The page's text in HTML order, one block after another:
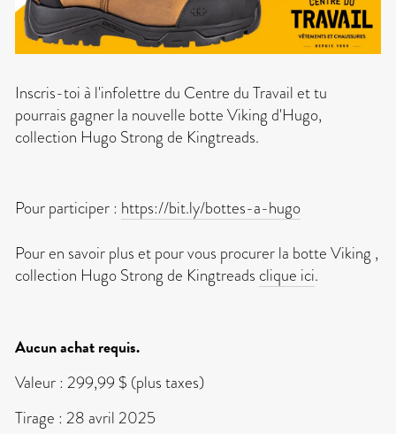
Inscris-toi à l'infolettre du Centre du Travail et tu
pourrais gagner la nouvelle botte Viking d'Hugo,
collection Hugo Strong de Kingtreads.
Pour participer : https://bit.ly/bottes-a-hugo
Pour en savoir plus et pour vous procurer la botte Viking ,
collection Hugo Strong de Kingtreads clique ici.
Aucun achat requis.
Valeur : 299,99 $ (plus taxes)
Tirage : 28 avril 2025